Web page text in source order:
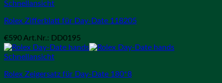
Schnellansicht
Rolex Zifferblatt für Day-Date 118205
€590 Art.Nr.: DD0195
Schnellansicht
Rolex Zeigersatz für Day-Date 180*8